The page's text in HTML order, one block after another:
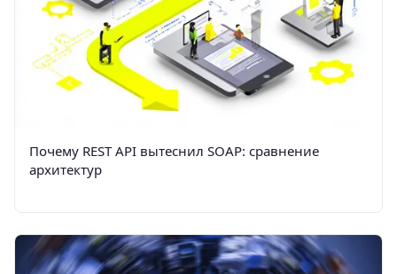
Почему REST API вытеснил SOAP: сравнение
архитектур